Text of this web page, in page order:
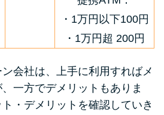
・1万円以下100円
・1万円超 200円
会社は、上手に利用すればメ
一方でデメリットもありま
・デメリットを確認していき